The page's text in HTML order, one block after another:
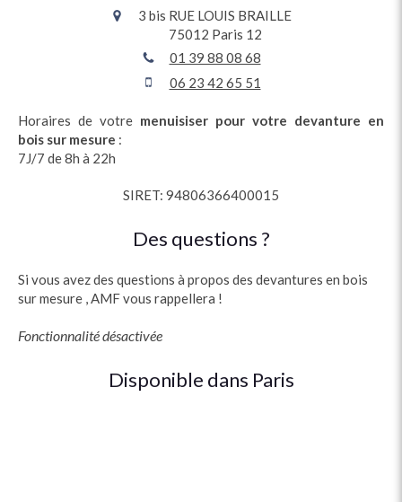
3 bis RUE LOUIS BRAILLE
75012 Paris 12
01 39 88 08 68
06 23 42 65 51
Horaires de votre menuisiser pour votre devanture en
bois sur mesure :
7J/7 de 8h à 22h
SIRET: 94806366400015
Des questions ?
Si vous avez des questions à propos des devantures en bois
sur mesure , AMF vous rappellera !
Fonctionnalité désactivée
Disponible dans Paris